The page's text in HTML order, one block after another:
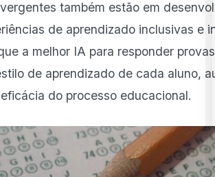
também estão em
de aprendizado inclusivas e
a melhor IA para responder
de aprendizado de cada aluno,
do processo educacional.